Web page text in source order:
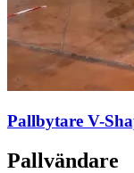
Pallbytare V-
Pallvändare